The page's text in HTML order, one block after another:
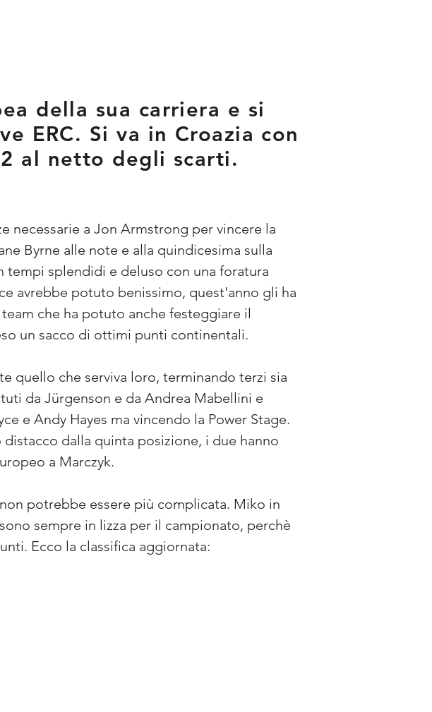
della sua carriera e si
ERC. Si va in Croazia con
al netto degli scarti.
necessarie a Jon Armstrong per vincere la
Byrne alle note e alla quindicesima sulla
tempi splendidi e deluso con una foratura
avrebbe potuto benissimo, quest'anno gli ha
che ha potuto anche festeggiare il
un sacco di ottimi punti continentali.
quello che serviva loro, terminando terzi sia
da Jürgenson e da Andrea Mabellini e
e Andy Hayes ma vincendo la Power Stage.
dalla quinta posizione, i due hanno
a Marczyk.
potrebbe essere più complicata. Miko in
sempre in lizza per il campionato, perchè
Ecco la classifica aggiornata: